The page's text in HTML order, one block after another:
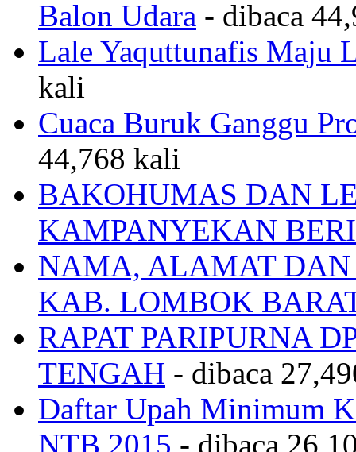
Balon Udara - dibaca
Lale Yaquttunafis Maju
kali
Cuaca Buruk Ganggu
44,768 kali
BAKOHUMAS DAN
KAMPANYEKAN
NAMA, ALAMAT DAN
KAB. LOMBOK
RAPAT PARIPURNA
TENGAH - dibaca
Daftar Upah Minimum
NTB 2015 - dibaca